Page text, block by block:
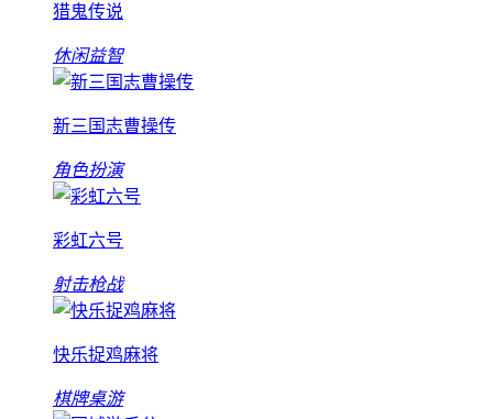
猎鬼传说
休闲益智
新三国志曹操传
角色扮演
彩虹六号
射击枪战
快乐捉鸡麻将
棋牌桌游